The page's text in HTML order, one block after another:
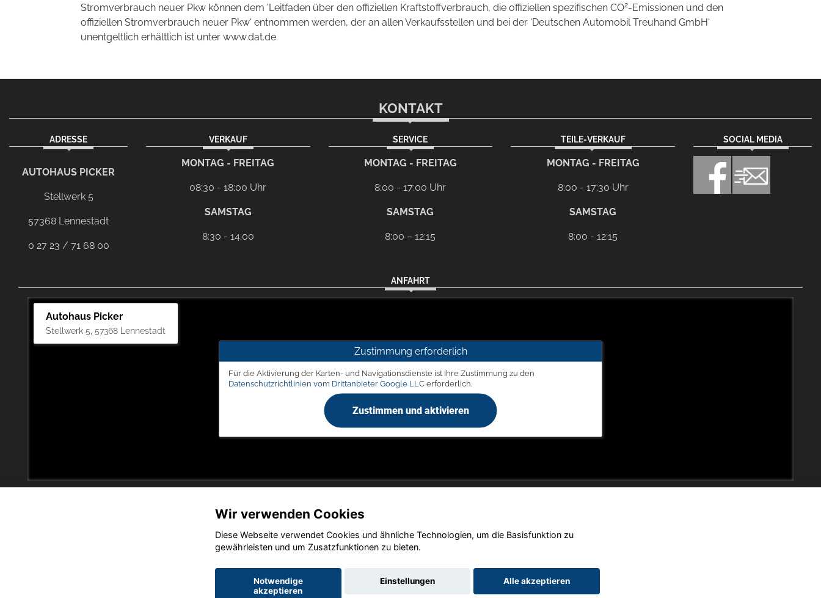
Stromverbrauch neuer Pkw können dem 'Leitfaden über den offiziellen Kraftstoffverbrauch, die offiziellen spezifischen CO2-Emissionen und den
offiziellen Stromverbrauch neuer Pkw' entnommen werden, der an allen Verkaufsstellen und bei der 'Deutschen Automobil Treuhand GmbH'
unentgeltlich erhältlich ist unter www.dat.de.
KONTAKT
ADRESSE
AUTOHAUS PICKER
Stellwerk 5
57368 Lennestadt
0 27 23 / 71 68 00
VERKAUF
MONTAG - FREITAG
08:30 - 18:00 Uhr
SAMSTAG
8:30 - 14:00
SERVICE
MONTAG - FREITAG
8:00 - 17:00 Uhr
SAMSTAG
8:00 – 12:15
TEILE-VERKAUF
MONTAG - FREITAG
8:00 - 17:30 Uhr
SAMSTAG
8:00 - 12:15
SOCIAL MEDIA
Dieser Link führt zu Ihrem eMail-Programm
ANFAHRT
Autohaus Picker
Stellwerk 5, 57368 Lennestadt
Zustimmung erforderlich
Für die Aktivierung der Karten- und Navigationsdienste ist Ihre Zustimmung zu den
Datenschutzrichtlinien vom Drittanbieter Google LLCerforderlich.
Zustimmen und aktivieren
Copyright © 2026. Autohaus Picker
Wir verwenden Cookies
Diese Webseite verwendet Cookies und ähnliche Technologien, um die Basisfunktion zu
gewährleisten und um Zusatzfunktionen zu bieten.
Notwendige
akzeptieren
Einstellungen Alle akzeptieren